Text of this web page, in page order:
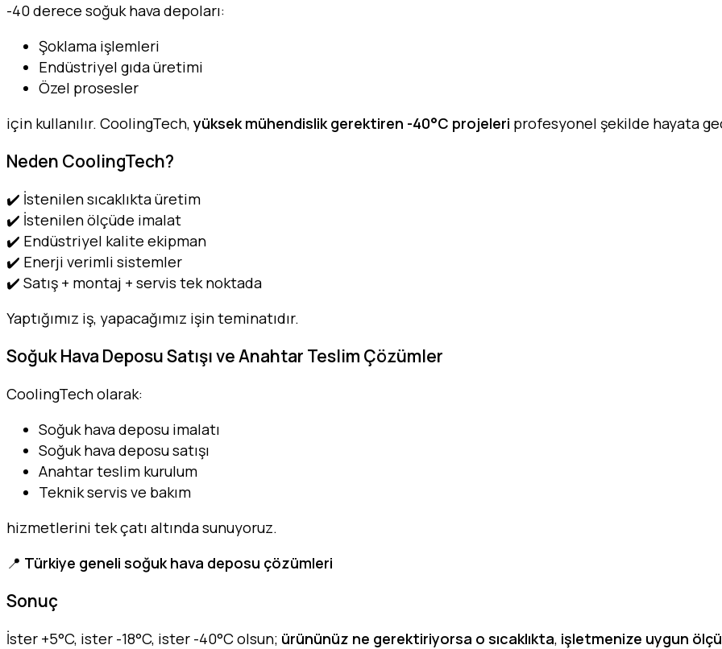
-40 derece soğuk hava depoları:
Şoklama işlemleri
Endüstriyel gıda üretimi
Özel prosesler
için kullanılır. CoolingTech, yüksek mühendislik gerektiren -40°C projeleri profesyonel şekilde hayata
Neden CoolingTech?
✔️ İstenilen sıcaklıkta üretim
✔️ İstenilen ölçüde imalat
✔️ Endüstriyel kalite ekipman
✔️ Enerji verimli sistemler
✔️ Satış + montaj + servis tek noktada
Yaptığımız iş, yapacağımız işin teminatıdır.
Soğuk Hava Deposu Satışı ve Anahtar Teslim Çözümler
CoolingTech olarak:
Soğuk hava deposu imalatı
Soğuk hava deposu satışı
Anahtar teslim kurulum
Teknik servis ve bakım
hizmetlerini tek çatı altında sunuyoruz.
📍 Türkiye geneli soğuk hava deposu çözümleri
Sonuç
İster +5°C, ister -18°C, ister -40°C olsun; ürününüz ne gerektiriyorsa o sıcaklıkta, işletmenize uygun